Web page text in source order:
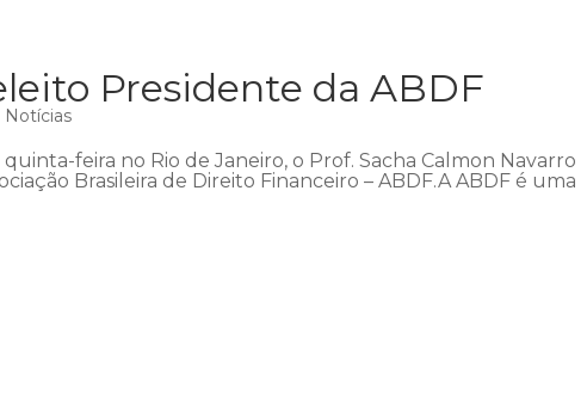
Presidente da ABDF
Notícias
feira no Rio de Janeiro, o Prof. Sacha Calmon Navarro
Brasileira de Direito Financeiro – ABDF.A ABDF é uma